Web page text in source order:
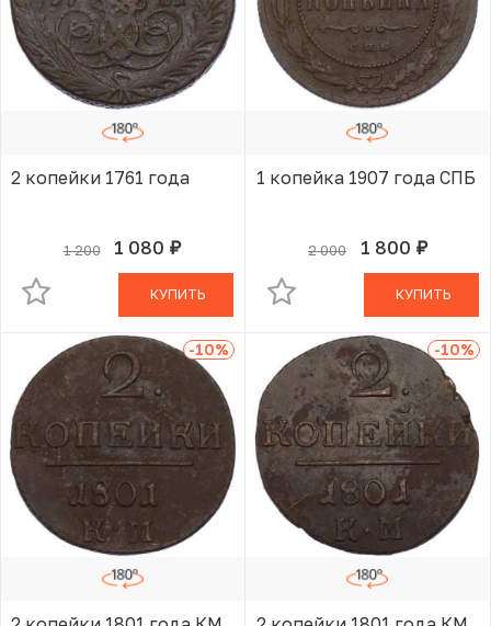
2 копейки 1761 года
1 200 1 080 руб.
В КОРЗИНЕ
КУПИТЬ
1 копейка 1907 года СПБ
2 000 1 800 руб.
В КОРЗИНЕ
КУПИТЬ
-10% -10%